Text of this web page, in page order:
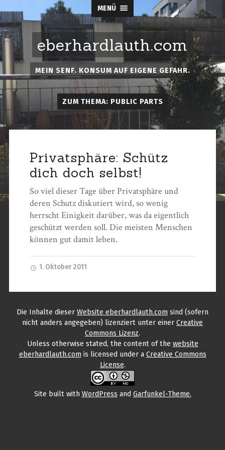
MENÜ
eberhardlauth.com
MEIN SENF. KONSUM AUF EIGENE GEFAHR.
ZUM THEMA: PUBLIC PARTS
Privatsphäre: Schütz
dich doch selbst!
So viel dieser Tage über Privatsphäre und
deren Schutz diskutiert wird, so wenig
herrscht Einigkeit darüber, was da eigentlich
geschützt werden soll. Die meisten Menschen
können gut damit leben.
1. Oktober 2011
Die Inhalte dieser Website eberhardlauth.com sind (sofern
nicht anders angegeben) lizenziert unter einer Creative
Commons Lizenz.
Unless otherwise stated, the contentof the website
eberhardlauth.com is licensed under a Creative Commons
License.
Site built with WordPress and Garfunkel-Theme.